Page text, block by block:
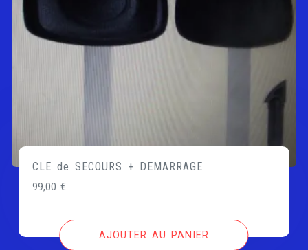
CLE de SECOURS + DEMARRAGE
99,00€
AJOUTER AU PANIER